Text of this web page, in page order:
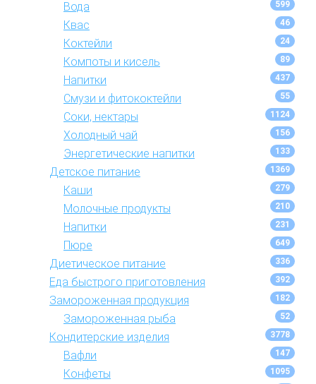
Вода 599
Квас 46
Коктейли 24
Компоты и кисель 89
Напитки 437
Смузи и фитококтейли 55
Соки, нектары 1124
Холодный чай 156
Энергетические напитки 133
Детское питание 1369
Каши 279
Молочные продукты 210
Напитки 231
Пюре 649
Диетическое питание 336
Еда быстрого приготовления 392
Замороженная продукция 182
Замороженная рыба 52
Кондитерские изделия 3778
Вафли 147
Конфеты 1095